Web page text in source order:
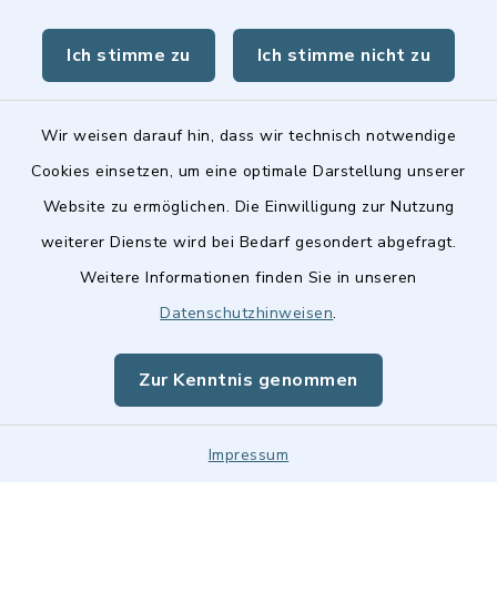
Ich stimme zu Ich stimme nicht zu
Wir weisen darauf hin, dass wir technisch notwendige
Cookies einsetzen, um eine optimale Darstellung unserer
Website zu ermöglichen. Die Einwilligung zur Nutzung
weiterer Dienste wird bei Bedarf gesondert abgefragt.
Weitere Informationen finden Sie in unseren
Datenschutzhinweisen.
Zur Kenntnis genommen
Impressum
Landkreis Fürth
Barrierefreiheit
Impressum
Sitemap